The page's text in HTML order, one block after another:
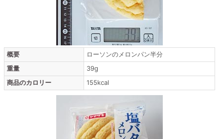
概要
ローソンのメロンパン半分
重量
39g
商品のカロリー
155kcal